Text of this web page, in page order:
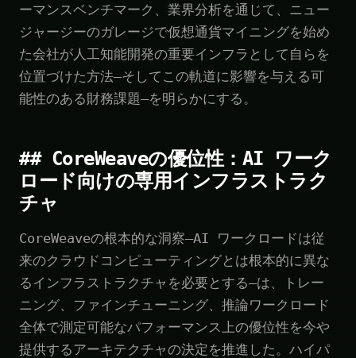
ーマンスベンチマーク、業界分析を通じて、ニュー
ジャージーのガレージで仮想通貨マイニングを始め
た会社が人工知能開発の重要インフラとして自らを
位置づけた方法—そしてこの軌道に影響を与える可
能性のある財務課題—を明らかにする。
## CoreWeaveの優位性：AI ワーク
ロード向けの専用インフラストラク
チャ
CoreWeaveの根本的な洞察—AI ワークロードは従
来のクラウドコンピューティングとは根本的に異な
るインフラストラクチャを必要とする—は、トレー
ニング、ファインチューニング、推論ワークロード
全体で測定可能なパフォーマンス上の優位性を今や
提供するアーキテクチャの決定を推進した。ハイパ